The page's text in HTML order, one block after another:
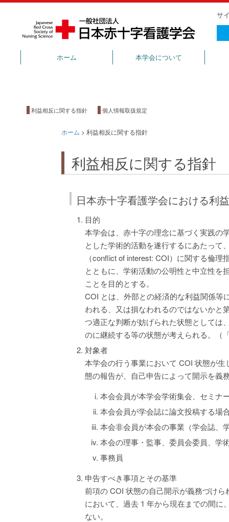
サ
ホーム 本学会について
利益相反に関する指針 個人情報取扱規定
ホーム > 利益相反に関する指針
利益相反に関する指針
日本赤十字看護学会における利
目的
本学会は、赤十字の理念に基づく実践の
とした学術的活動を遂行するにあたって
（conflict of interest: COI）に関する倫
とともに、学術活動の公明性と中立性を
ことを目的とする。
COI とは、外部との経済的な利益関係等
われる、又は損なわれるのではないかと
つ適正な判断が妨げられた状態としては
のに継続する等の状態が考えられる。（
対象者
本学会の行う事業において COI 状態が
態の報告が、自己申告によって開示を義
本会会員が本学会学術集会、セミナ
本会会員が学会誌に論文投稿する場
本会非会員が本会の事業（学会誌、
本会の理事・監事、委員会委員、学
事務員
申告すべき事項とその基準
前項の COI 状態の自己開示が義務づけ
において、過去 1 年から現在までの間に
ない。